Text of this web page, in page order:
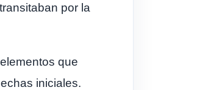
por la
que
iniciales.